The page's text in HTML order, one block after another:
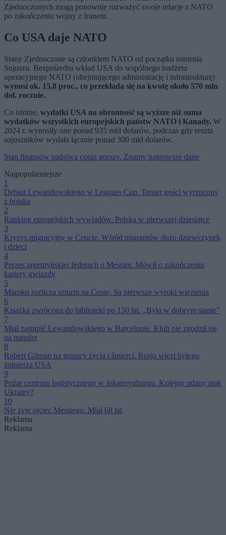
Zjednoczonych mogą ponownie rozważyć swoje relacje z NATO
po zakończeniu wojny z Iranem.
Co USA daje NATO
Stany Zjednoczone są członkiem NATO od początku istnienia
Sojuszu. Bezpośredni wkład USA do wspólnego budżetu
operacyjnego NATO (obejmującego administrację i infrastrukturę)
wynosi ok. 15,8 proc., co przekłada się na kwotę około 570 mln
dol. rocznie.
Co istotne, wydatki USA na obronność są wyższe niż suma
wydatków wszystkich europejskich państw NATO i Kanady. W
2024 r. wynosiły one ponad 935 mld dolarów, podczas gdy reszta
sojuszników wydała łącznie ponad 300 mld dolarów.
Stan finansów państwa coraz gorszy. Znamy najnowsze dane
Najpopularniejsze
1
Debiut Lewandowskiego w Leagues Cup. Trener gości wyrzucony
z boiska
2
Ranking europejskich wywiadów. Polska w pierwszej dziesiątce
3
Kryzys migracyjny w Ceucie. Wśród migrantów dużo dziewczynek
i dzieci
4
Prezes argentyńskiej federacji o Messim. Mówił o zakończeniu
kariery gwiazdy
5
Maroko rozlicza szturm na Ceutę. Są pierwsze wyroki więzienia
6
Książka zwrócona do biblioteki po 150 lat. „Była w dobrym stanie”
7
Miał zastąpić Lewandowskiego w Barcelonie. Klub nie zgodził się
na transfer
8
Robert Gilman na granicy życia i śmierci. Rosja więzi byłego
żołnierza USA
9
Pożar centrum logistycznego w Jekaterynburgu. Kolejny udany atak
Ukrainy?
10
Nie żyje ojciec Messiego. Miał 68 lat
Reklama
Reklama